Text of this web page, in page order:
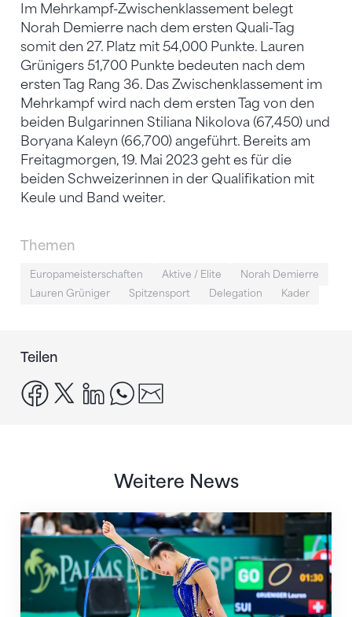
Im Mehrkampf-Zwischenklassement belegt
Norah Demierre nach dem ersten Quali-Tag
somit den 27. Platz mit 54,000 Punkte. Lauren
Grünigers 51,700 Punkte bedeuten nach dem
ersten Tag Rang 36. Das Zwischenklassement im
Mehrkampf wird nach dem ersten Tag von den
beiden Bulgarinnen Stiliana Nikolova (67,450) und
Boryana Kaleyn (66,700) angeführt. Bereits am
Freitagmorgen, 19. Mai 2023 geht es für die
beiden Schweizerinnen in der Qualifikation mit
Keule und Band weiter.
Themen
Europameisterschaften Aktive / Elite
Norah Demierre
Lauren Grüniger
Spitzensport Delegation Kader
Teilen
facebook
x linkedinwhatsapp
Weitere News
Nächster Halt: Weltmeisterschaft